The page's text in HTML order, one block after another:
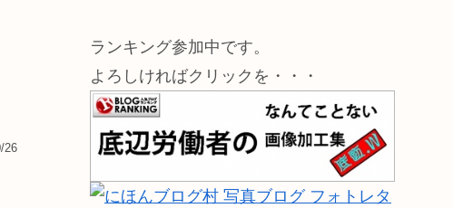
26
ランキング参加中です。
よろしければクリックを・・・